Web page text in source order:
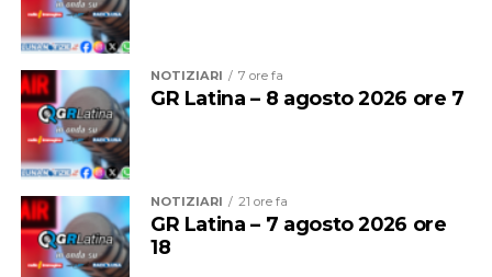
“Le criticità che restano sono importanti perché c’è una
carenza di personale che unita a un parco mezzi che non
è più efficiente ed efficace come dovrebbe essere, non
potrà garantire, secondo noi, per questa estate, un
servizio eccellente. E siamo anche preoccupati per
l’inizio della stagione scolastica, quando andrà garantito
NOTIZIARI 7 ore fa
GR Latina – 8 agosto 2026 ore 7
NOTIZIARI 21 ore fa
GR Latina – 7 agosto 2026 ore
18